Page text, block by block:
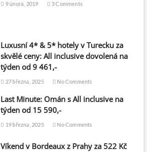
9 února, 2019 3 Comments
Luxusní 4* & 5* hotely v Turecku za
skvělé ceny: All inclusive dovolená na
týden od 9 461,-
27 března, 2025 No Comments
Last Minute: Omán s All inclusive na
týden od 15 590,-
19 března, 2025 No Comments
Víkend v Bordeaux z Prahy za 522 Kč